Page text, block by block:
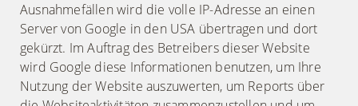
Ausnahmefällen wird die volle IP-Adresse an einen
Server von Google in den USA übertragen und dort
gekürzt. Im Auftrag des Betreibers dieser Website
wird Google diese Informationen benutzen, um Ihre
Nutzung der Website auszuwerten, um Reports über